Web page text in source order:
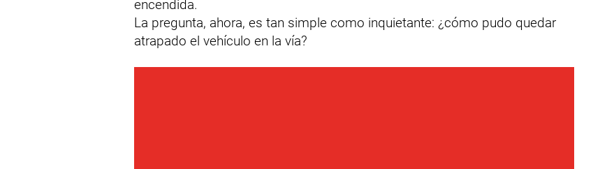
encendida.
La pregunta, ahora, es tan simple como inquietante: ¿cómo pudo quedar
atrapado el vehículo en la vía?